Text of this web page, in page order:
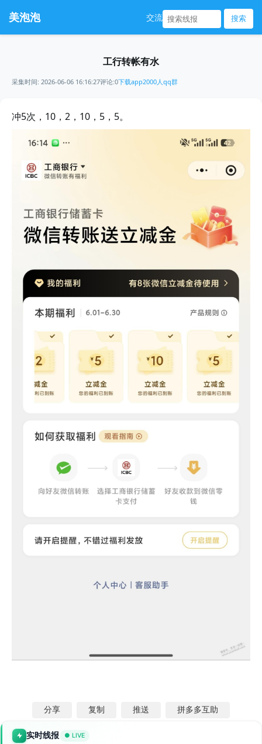
美泡泡 交流 搜索
工行转帐有水
采集时间: 2026-06-06 16:16:27评论:0下载app2000人qq群
冲5次，10，2，10，5，5。
分享 复制 推送 拼多多互助
实时线报 ● LIVE